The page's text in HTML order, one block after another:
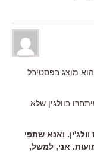
מוצג בפסטיבל
בוולגין שלא
ואנא שתפי
אני, למשל,